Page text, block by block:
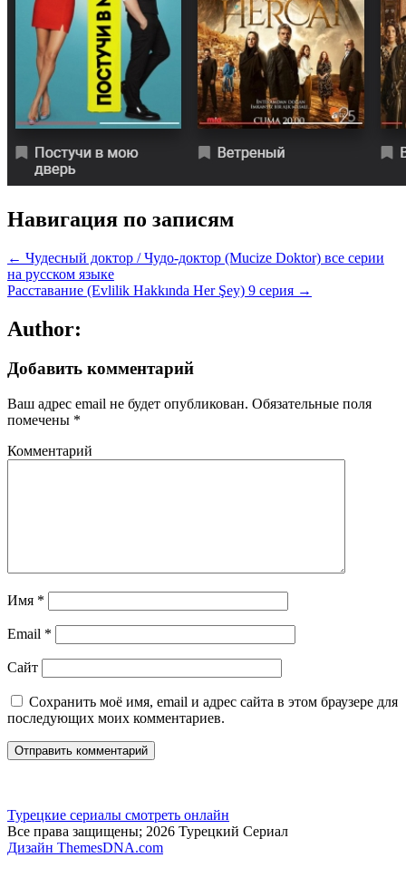
Навигация по записям
← Чудесный доктор / Чудо-доктор (Mucize Doktor) все серии
на русском языке
Расставание (Evlilik Hakkında Her Şey) 9 серия →
Author:
Добавить комментарий
Ваш адрес email не будет опубликован. Обязательные поля
помечены *
Комментарий
Имя *
Email *
Сайт
Сохранить моё имя, email и адрес сайта в этом браузере для
последующих моих комментариев.
Турецкие сериалы смотреть онлайн
Все права защищены; 2026 Турецкий Сериал
Дизайн ThemesDNA.com